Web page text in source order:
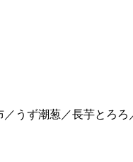
うず潮葱／長芋とろ